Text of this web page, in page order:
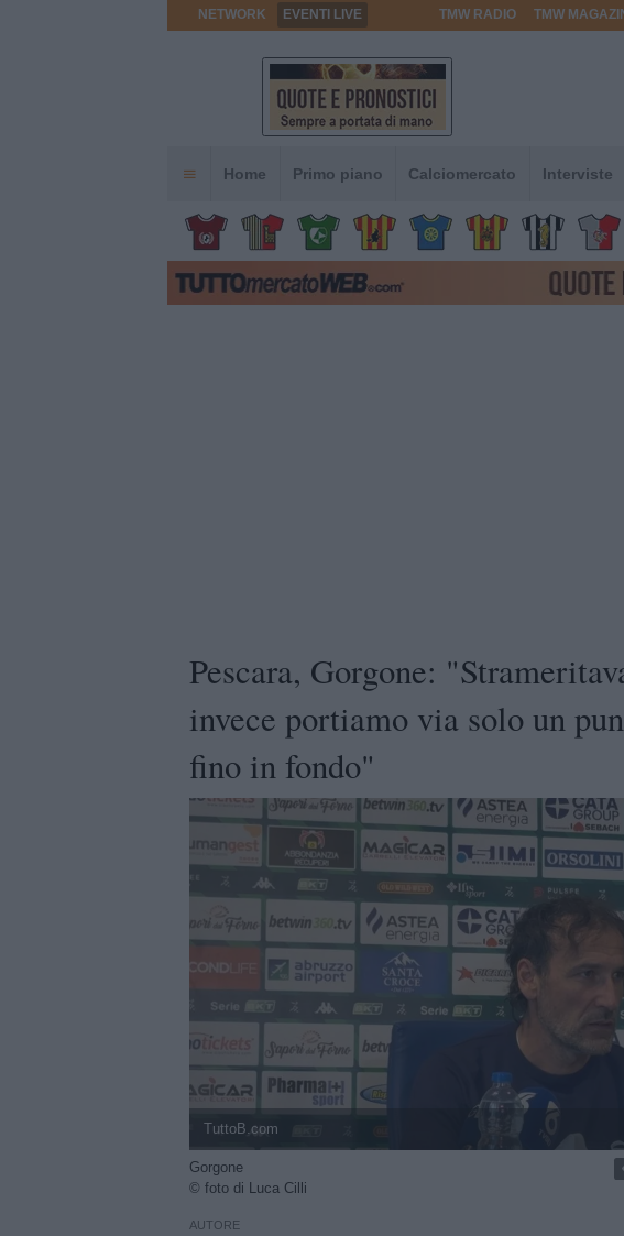
NETWORK EVENTI LIVE TMW RADIO TMW
Home Primo piano Calciomercato Interviste
Pescara, Gorgone:
invece portiamo via solo un
fino in fondo"
TuttoB.com
Gorgone
© foto di Luca Cilli
AUTORE